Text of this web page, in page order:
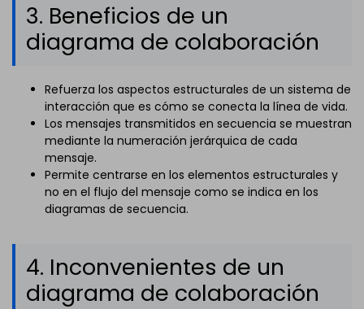
3. Beneficios de un
diagrama de colaboración
Refuerza los aspectos estructurales de un sistema de
interacción que es cómo se conecta la línea de vida.
Los mensajes transmitidos en secuencia se muestran
mediante la numeración jerárquica de cada
mensaje.
Permite centrarse en los elementos estructurales y
no en el flujo del mensaje como se indica en los
diagramas de secuencia.
4. Inconvenientes de un
diagrama de colaboración